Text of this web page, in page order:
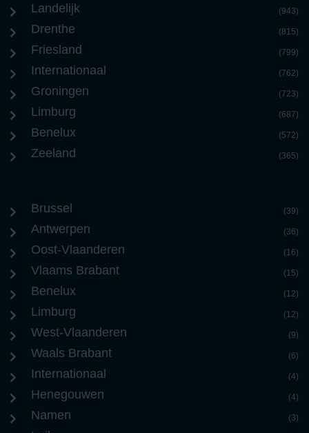
Landelijk (943)
Drenthe (815)
Friesland (799)
Internationaal (762)
Groningen (723)
Limburg (687)
Benelux (572)
Zeeland (365)
Brussel (39)
Antwerpen (36)
Oost-Vlaanderen (16)
Vlaams Brabant (15)
Benelux (12)
Limburg (12)
West-Vlaanderen (9)
Waals Brabant (6)
Internationaal (4)
Henegouwen (4)
Namen (3)